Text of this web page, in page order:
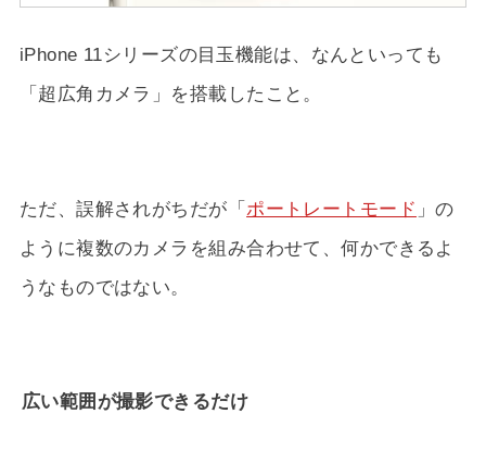
iPhone 11シリーズの目玉機能は、なんといっても
「超広角カメラ」を搭載したこと。
ただ、誤解されがちだが「ポートレートモード 」の
ように複数のカメラを組み合わせて、何かできるよ
うなものではない。
広い範囲が撮影できるだけ